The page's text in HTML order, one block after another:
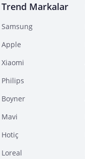
Trend Markalar
Samsung
Apple
Xiaomi
Philips
Boyner
Mavi
Hotiç
Loreal